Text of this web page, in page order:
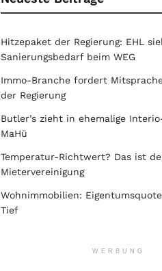
Hitzepaket der Regierung: EHL
Sanierungsbedarf beim WEG
Immo-Branche fordert
der Regierung
Butler’s zieht in ehemalige
MaHü
Temperatur-Richtwert? Das ist
Mietervereinigung
Wohnimmobilien:
Tief
WERBUNG